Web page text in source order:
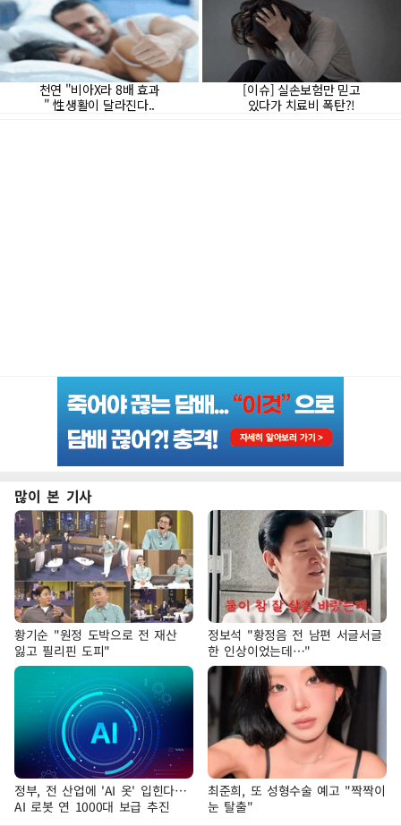
많이 본 기사
황기순 "원정 도박으로 전 재산
잃고 필리핀 도피"
정보석 "황정음 전 남편 서글서글
한 인상이었는데…"
정부, 전 산업에 'AI 옷' 입힌다…
AI 로봇 연 1000대 보급 추진
최준희, 또 성형수술 예고 "짝짝이
눈 탈출"